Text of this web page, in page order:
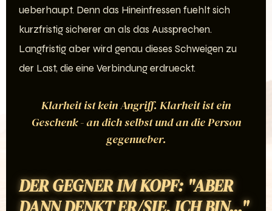
ueberhaupt. Denn das Hineinfressen fuehlt sich
kurzfristig sicherer an als das Aussprechen.
Langfristig aber wird genau dieses Schweigen zu
der Last, die eine Verbindung erdrueckt.
Klarheit ist kein Angriff. Klarheit ist ein
Geschenk - an dich selbst und an die Person
gegenueber.
DER GEGNER IM KOPF: "ABER